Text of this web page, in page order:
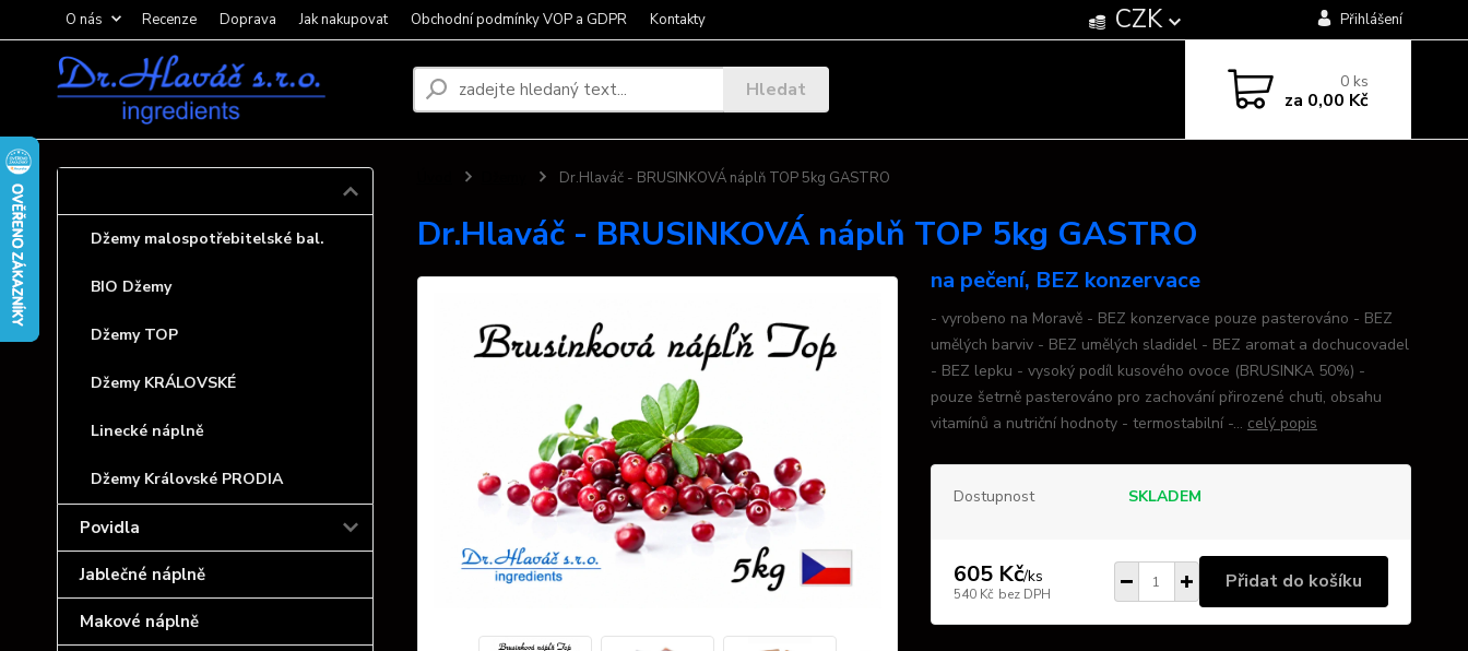
O nás Recenze Doprava Jak nakupovat Obchodní podmínky VOP a GDPR Kontakty CZK Přihlášení
Hledat 0ks
za 0,00 Kč
Džemy malospotřebitelské bal.
BIO Džemy
Džemy TOP
Džemy KRÁLOVSKÉ
Linecké náplně
Džemy Královské PRODIA
Povidla
Jablečné náplně
Makové náplně
Dr.Hlaváč - BRUSINKOVÁ náplň TOP 5kg GASTRO
Dr.Hlaváč - BRUSINKOVÁ náplň TOP 5kg GASTRO
na pečení, BEZ konzervace
- vyrobeno na Moravě - BEZ konzervace pouze pasterováno - BEZ
umělých barviv - BEZ umělých sladidel - BEZ aromat a dochucovadel
- BEZ lepku - vysoký podíl kusového ovoce (BRUSINKA 50%) -
pouze šetrně pasterováno pro zachování přirozené chuti, obsahu
vitamínů a nutriční hodnoty - termostabilní -... celý popis
Dostupnost SKLADEM
605 Kč/ks
540 Kč bez DPH
Přidat do košíku